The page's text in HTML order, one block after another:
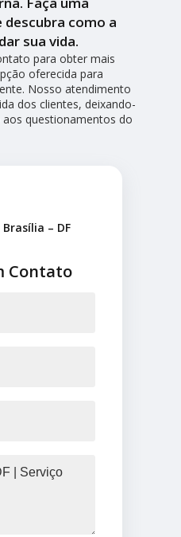
como a
sua vida.
para obter mais
oferecida para
Nosso atendimento
dos clientes, deixando-
questionamentos do
Contato
Brasília – DF